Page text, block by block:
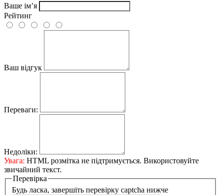
Ваше ім’я
Рейтинг
Ваш відгук
Переваги:
Недоліки:
Увага: HTML розмітка не підтримується. Використовуйте
звичайний текст.
Перевірка
Будь ласка, завершіть перевірку captcha нижче